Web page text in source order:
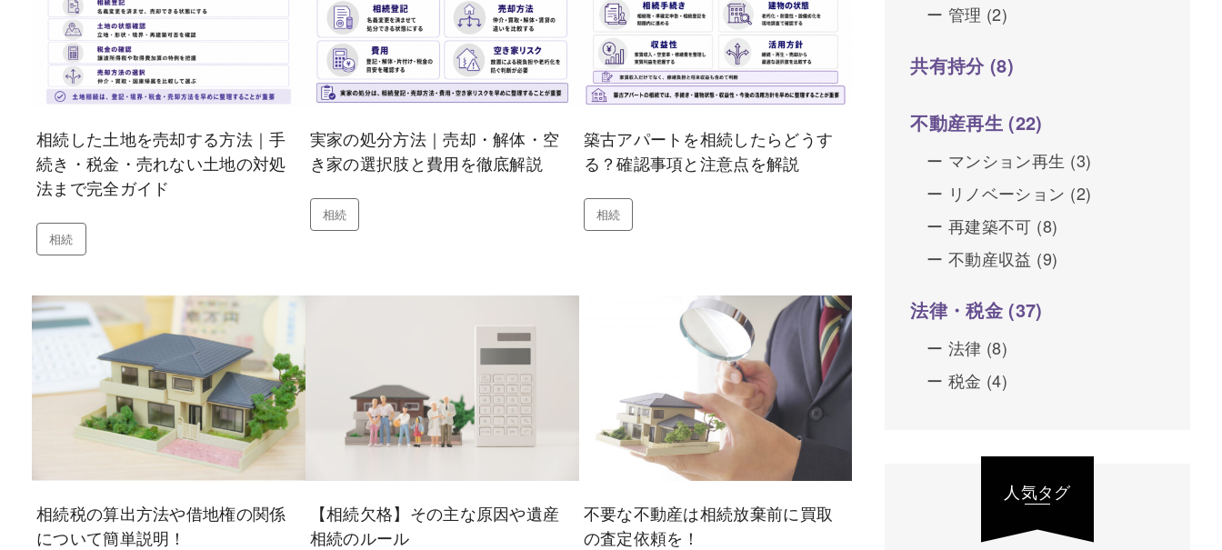
相続した土地を売却する方法｜手
続き・税金・売れない土地の対処
法まで完全ガイド
相続
実家の処分方法｜売却・解体・空
き家の選択肢と費用を徹底解説
相続
築古アパートを相続したらどうす
る？確認事項と注意点を解説
相続
相続税の算出方法や借地権の関係
について簡単説明！
【相続欠格】その主な原因や遺産
相続のルール
不要な不動産は相続放棄前に買取
の査定依頼を！
管理 (2)
共有持分 (8)
不動産再生(22)
マンション再生 (3)
リノベーション (2)
再建築不可 (8)
不動産収益 (9)
法律・税金(37)
法律 (8)
税金 (4)
人気タグ